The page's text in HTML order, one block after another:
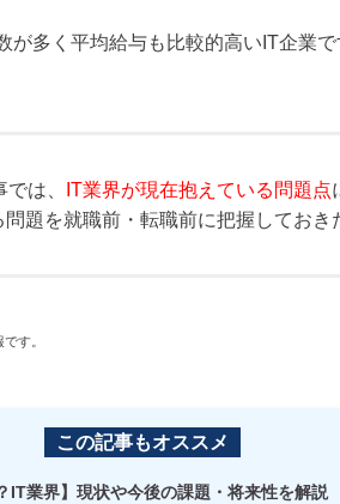
が多く平均給与も比較的高いIT企業
は、 IT業界が現在抱えている問題点
問題を就職前・転職前に把握しておき
す。
この記事もオススメ
IT業界】現状や今後の課題・将来性を解説